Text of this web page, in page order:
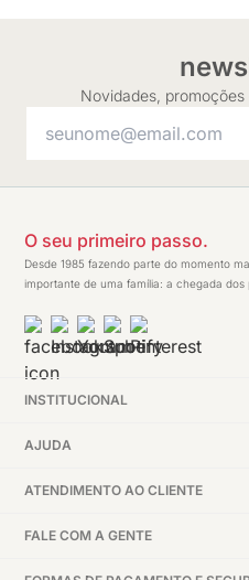
Novidades,
O seu primeiro passo.
Desde 1985 fazendo parte do momento
importante de uma família: a chegada dos
INSTITUCIONAL
AJUDA
ATENDIMENTO AO CLIENTE
FALE COM A GENTE